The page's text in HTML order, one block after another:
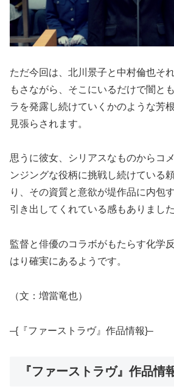
ただ今回は、北川景子と中村倫也そ
もさながら、そこにいるだけで闇と
ラを発露し続けていくかのような芳
見張らされます。
思うに彼女、シリアスなものからコ
ンジングな役柄に挑戦し続けている
り、その資質と意欲が堤作品に内包
引き出してくれている感もありました
監督と俳優のコラボがもたらす化学
はり確実にあるようです。
（文：増當竜也）
–{『ファーストラヴ』作品情報}–
『ファーストラヴ』作品情